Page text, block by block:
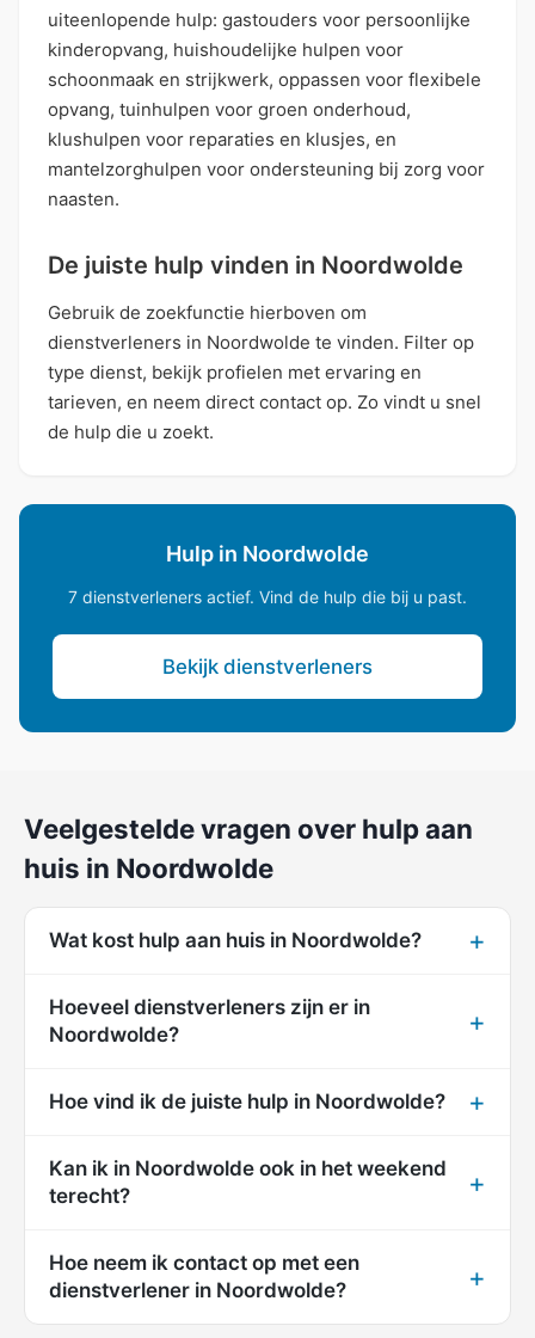
uiteenlopende hulp: gastouders voor persoonlijke
kinderopvang, huishoudelijke hulpen voor
schoonmaak en strijkwerk, oppassen voor flexibele
opvang, tuinhulpen voor groen onderhoud,
klushulpen voor reparaties en klusjes, en
mantelzorghulpen voor ondersteuning bij zorg voor
naasten.
De juiste hulp vinden in Noordwolde
Gebruik de zoekfunctie hierboven om
dienstverleners in Noordwolde te vinden. Filter op
type dienst, bekijk profielen met ervaring en
tarieven, en neem direct contact op. Zo vindt u snel
de hulp die u zoekt.
Hulp in Noordwolde
7 dienstverleners actief. Vind de hulp die bij u past.
Bekijk dienstverleners
Veelgestelde vragen over hulp aan
huis in Noordwolde
Wat kost hulp aan huis in Noordwolde?
Hoeveel dienstverleners zijn er in
Noordwolde?
Hoe vind ik de juiste hulp in Noordwolde?
Kan ik in Noordwolde ook in het weekend
terecht?
Hoe neem ik contact op met een
dienstverlener in Noordwolde?